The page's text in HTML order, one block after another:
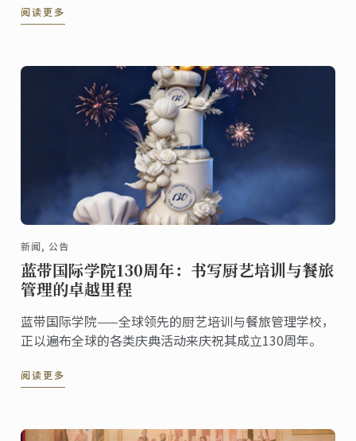
阅读更多
新闻, 公告
蓝带国际学院130周年：书写厨艺培训与餐旅
管理的卓越里程
蓝带国际学院——全球领先的厨艺培训与餐旅管理学校，
正以遍布全球的各类庆典活动来庆祝其成立130周年。
阅读更多